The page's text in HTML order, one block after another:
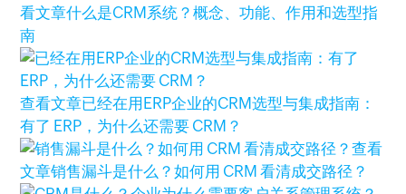
看文章什么是CRM系统？概念、功能、作用和选型指
南
查看文章已经在用ERP企业的CRM选型与集成指南：
有了 ERP，为什么还需要 CRM？
查看
文章销售漏斗是什么？如何用 CRM 看清成交路径？